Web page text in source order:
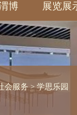
博 展览展
会服务 > 学思乐园